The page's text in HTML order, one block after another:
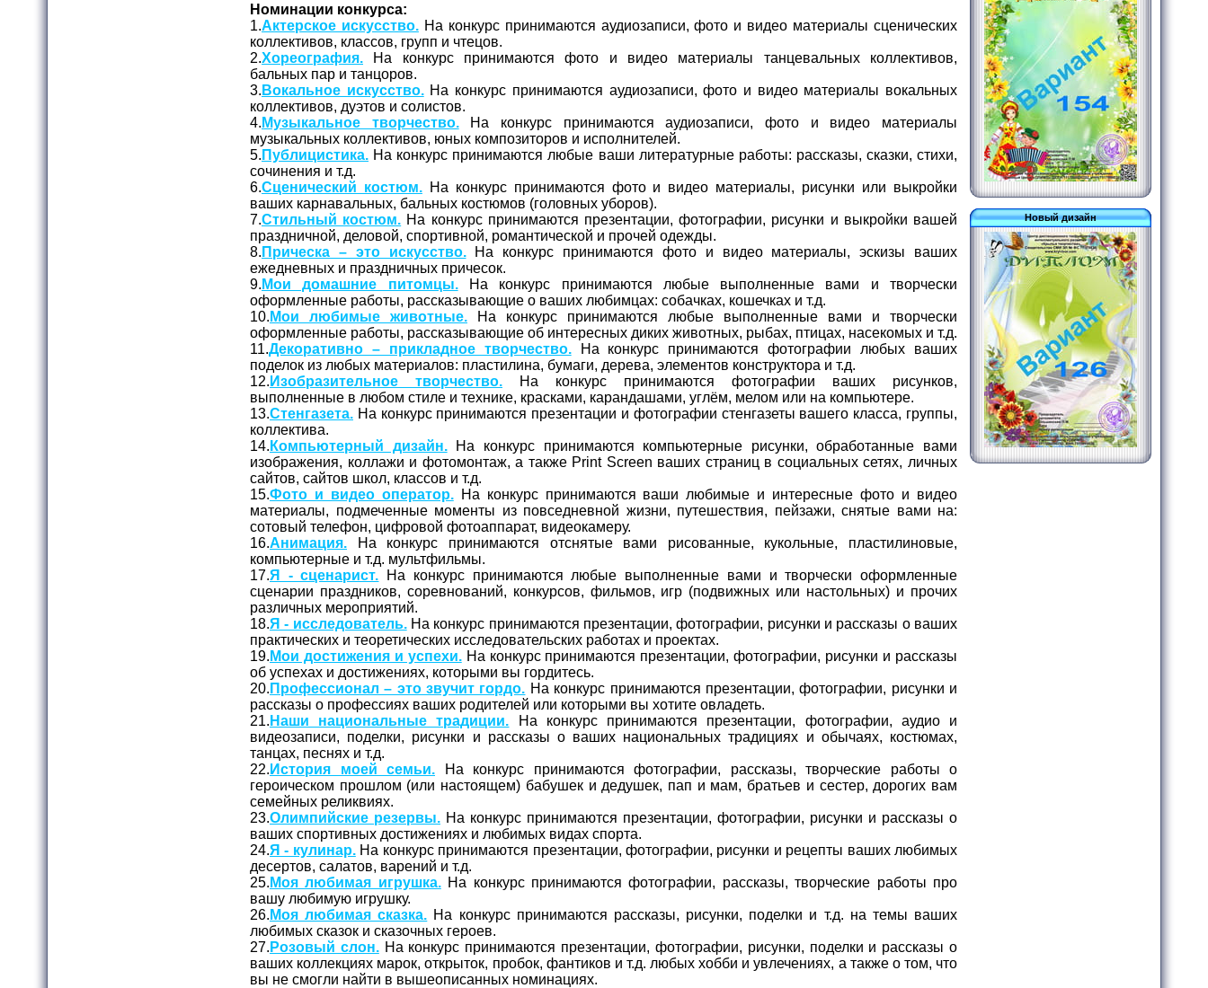
Номинации конкурса:
1.Актерское искусство. На конкурс принимаются аудиозаписи, фото и видео материалы сценических
коллективов, классов, групп и чтецов.
2.Хореография. На конкурс принимаются фото и видео материалы танцевальных коллективов,
бальных пар и танцоров.
3. Вокальное искусство. На конкурс принимаются аудиозаписи, фото и видео материалы вокальных
коллективов, дуэтов и солистов.
4. Музыкальное творчество.На конкурс принимаются аудиозаписи, фото и видео материалы
музыкальных коллективов, юных композиторов и исполнителей.
5. Публицистика. На конкурс принимаются любые ваши литературные работы: рассказы, сказки, стихи,
сочинения и т.д.
6.Сценический костюм.На конкурс принимаются фото и видео материалы, рисунки или выкройки
ваших карнавальных, бальных костюмов (головных уборов).
7.Стильный костюм. На конкурс принимаются презентации, фотографии, рисунки и выкройки вашей
праздничной, деловой, спортивной, романтической и прочей одежды.
8. Прическа – это искусство.
На конкурс принимаются фото и видео материалы, эскизы ваших
ежедневных и праздничных причесок.
9. Мои домашние питомцы.
На конкурс принимаются любые выполненные вами и творчески
оформленные работы, рассказывающие о ваших любимцах: собачках, кошечках и т.д.
10. Мои любимые животные. На конкурс принимаются любые выполненные вами и творчески
оформленные работы, рассказывающие об интересных диких животных, рыбах, птицах, насекомых и т.д.
11.Декоративно – прикладное творчество.На конкурс принимаются фотографии любых ваших
поделок из любых материалов: пластилина, бумаги, дерева, элементов конструктора и т.д.
12. Изобразительное творчество. На конкурс принимаются фотографии ваших рисунков,
выполненные в любом стиле и технике, красками, карандашами, углём, мелом или на компьютере.
13.Стенгазета. На конкурс принимаются презентации и фотографии стенгазеты вашего класса, группы,
коллектива.
14. Компьютерный дизайн.На конкурс принимаются компьютерные рисунки, обработанные вами
изображения, коллажи и фотомонтаж, а также Print Screen ваших страниц в социальных сетях, личных
сайтов, сайтов школ, классов и т.д.
15.Фото и видео оператор.
На конкурс принимаются ваши любимые и интересные фото и видео
материалы, подмеченные моменты из повседневной жизни, путешествия, пейзажи, снятые вами на:
сотовый телефон, цифровой фотоаппарат, видеокамеру.
16.Анимация. На конкурс принимаются отснятые вами рисованные, кукольные, пластилиновые,
компьютерные и т.д. мультфильмы.
17.Я - сценарист. На конкурс принимаются любые выполненные вами и творчески оформленные
сценарии праздников, соревнований, конкурсов, фильмов, игр (подвижных или настольных) и прочих
различных мероприятий.
18.Я - исследователь. На конкурс принимаются презентации, фотографии, рисунки и рассказы о ваших
практических и теоретических исследовательских работах и проектах.
19. Мои достижения и успехи.На конкурс принимаются презентации, фотографии, рисунки и рассказы
об успехах и достижениях, которыми вы гордитесь.
20. Профессионал – это звучит гордо. На конкурс принимаются презентации, фотографии, рисунки и
рассказы о профессиях ваших родителей или которыми вы хотите овладеть.
21. Наши национальные традиции. На конкурс принимаются презентации, фотографии, аудио и
видеозаписи, поделки, рисунки и рассказы о ваших национальных традициях и обычаях, костюмах,
танцах, песнях и т.д.
22. История моей семьи.
На конкурс принимаются фотографии, рассказы, творческие работы о
героическом прошлом (или настоящем) бабушек и дедушек, пап и мам, братьев и сестер, дорогих вам
семейных реликвиях.
23.Олимпийские резервы. На конкурс принимаются презентации, фотографии, рисунки и рассказы о
ваших спортивных достижениях и любимых видах спорта.
24.Я - кулинар.На конкурс принимаются презентации, фотографии, рисунки и рецепты ваших любимых
десертов, салатов, варений и т.д.
25. Моя любимая игрушка.На конкурс принимаются фотографии, рассказы, творческие работы про
вашу любимую игрушку.
26. Моя любимая сказка. На конкурс принимаются рассказы, рисунки, поделки и т.д. на темы ваших
любимых сказок и сказочных героев.
27. Розовый слон.На конкурс принимаются презентации, фотографии, рисунки, поделки и рассказы о
ваших коллекциях марок, открыток, пробок, фантиков и т.д. любых хобби и увлечениях, а также о том, что
вы не смогли найти в вышеописанных номинациях.
Новый дизайн